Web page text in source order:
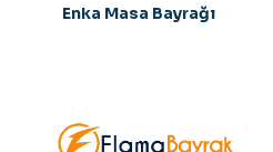
Enka Masa Bayrağı